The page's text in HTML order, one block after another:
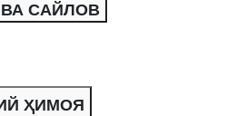
САЙЛОВ
ҲИМОЯ